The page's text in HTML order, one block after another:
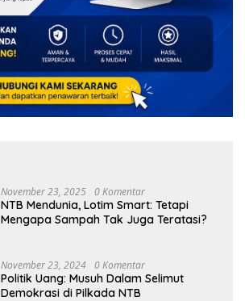
November 23, 2025 0 Komentar
NTB Mendunia, Lotim Smart: Tetapi
Mengapa Sampah Tak Juga Teratasi?
November 23, 2024 0 Komentar
Politik Uang: Musuh Dalam Selimut
Demokrasi di Pilkada NTB